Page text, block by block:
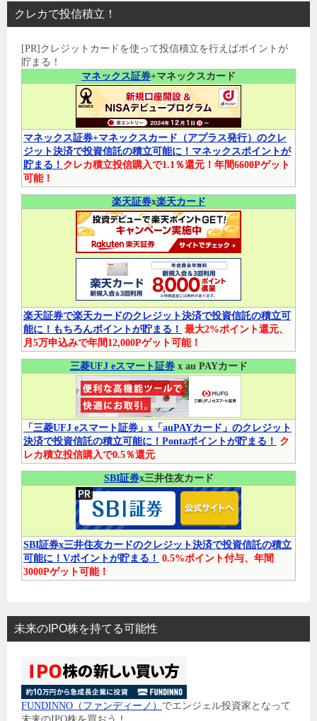
クレカで投信積立！
[PR]クレジットカードを使って投信積立を行えばポイントが
貯まる！
マネックス証券+マネックスカード
マネックス証券+マネックスカード（アプラス発行）のクレ
ジット決済で投資信託の積立可能に！マネックスポイントが
貯まる！ クレカ積立投信購入で1.1％還元！年間6600Pゲット
可能！
楽天証券x楽天カード
楽天証券で楽天カードのクレジット決済で投資信託の積立可
能に！もちろんポイントが貯まる！ 最大2%ポイント還元、
月5万申込みで年間12,000Pゲット可能！
三菱UFJ eスマート証券x au PAYカード
「三菱UFJ eスマート証券」x「auPAYカード」のクレジット
決済で投資信託の積立可能に！Pontaポイントが貯まる！
ク
レカ積立投信購入で0.5％還元
SBI証券x三井住友カード
SBI証券x三井住友カードのクレジット決済で投資信託の積立
可能に！Vポイントが貯まる！ 0.5%ポイント付与、年間
3000Pゲット可能！
未来のIPO株を持てる可能性
FUNDINNO（ファンディーノ） でエンジェル投資家となって